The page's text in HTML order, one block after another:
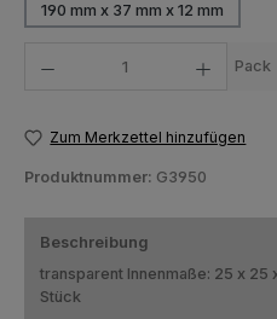
190 mm x 37 mm x 12 mm
(Diese Option ist
Pack
Zum Merkzettel hinzufügen
Produktnummer: G3950
Beschreibung
transparent Innenmaße: 25 x 25
Stück